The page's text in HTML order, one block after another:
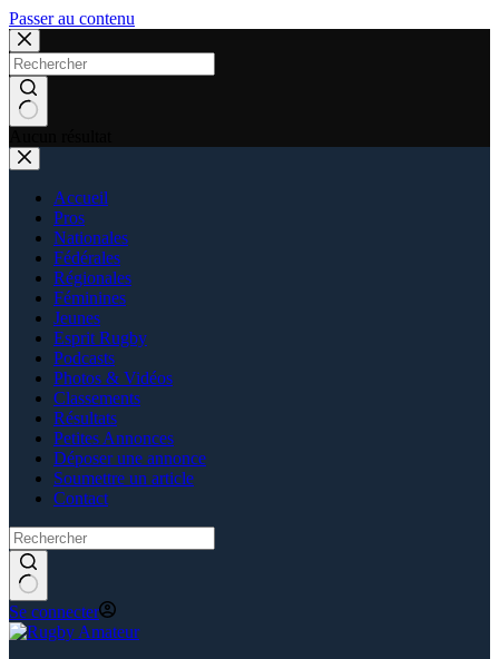
Passer au contenu
Accueil
Pros
Nationales
Fédérales
Régionales
Féminines
Jeunes
Esprit Rugby
Podcasts
Photos & Vidéos
Classements
Résultats
Petites Annonces
Déposer une annonce
Soumettre un article
Contact
Se connecter